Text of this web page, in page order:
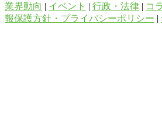
業界動向 | イベント | 行政・法律 | コ
報保護方針・プライバシーポリシー |